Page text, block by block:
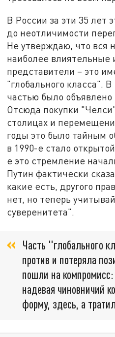
В России за эти 35 лет
до неотличимости
Не утверждаю, что вся
наиболее влиятельные
представители – это
"глобального класса".
частью было
Отсюда покупки
столицах и
годы это было тайным
в 1990-е стало
е это стремление
Путин фактически
какие есть, другого
нет, но теперь
суверенитета".
Часть "глобального
против и потеряла
пошли на
надевая чиновничий
форму, здесь, а